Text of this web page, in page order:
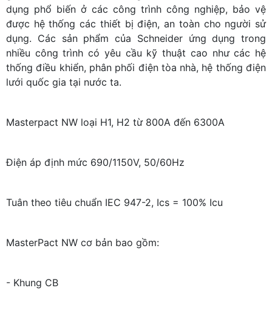
dụng phổ biến ở các công trình công nghiệp, bảo vệ
được hệ thống các thiết bị điện, an toàn cho người sử
dụng. Các sản phẩm của Schneider ứng dụng trong
nhiều công trình có yêu cầu kỹ thuật cao như các hệ
thống điều khiển, phân phối điện tòa nhà, hệ thống điện
lưới quốc gia tại nước ta.
Masterpact NW loại H1, H2 từ 800A đến 6300A
Điện áp định mức 690/1150V, 50/60Hz
Tuân theo tiêu chuẩn IEC 947-2, Ics = 100% Icu
MasterPact NW cơ bản bao gồm:
- Khung CB